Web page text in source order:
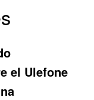
el Ulefone